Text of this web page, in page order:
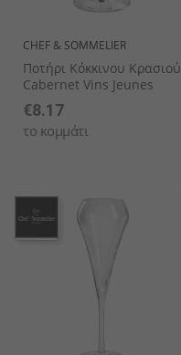
CHEF & SOMMELIER
Ποτήρι Κόκκινου Κρασιού
Cabernet Vins Jeunes
€8.17
το κομμάτι